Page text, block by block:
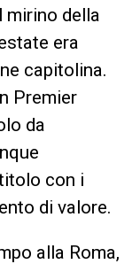
mirino della
era
capitolina.
Premier
da
con i
di valore.
alla Roma,